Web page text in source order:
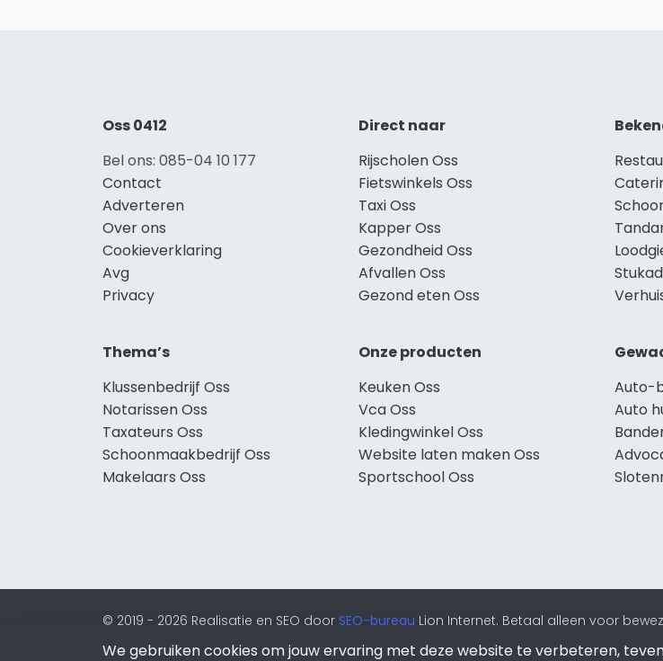
Oss 0412
Bel ons: 085-04 10 177
Contact
Adverteren
Over ons
Cookieverklaring
Avg
Privacy
Direct naar
Rijscholen Oss
Fietswinkels Oss
Taxi Oss
Kapper Oss
Gezondheid Oss
Afvallen Oss
Gezond eten Oss
Thema’s
Klussenbedrijf Oss
Notarissen Oss
Taxateurs Oss
Schoonmaakbedrijf Oss
Makelaars Oss
Onze producten
Keuken Oss
Vca Oss
Kledingwinkel Oss
Website laten maken Oss
Sportschool Oss
Auto-
Auto
© 2019 - 2026 Realisatie en SEO door SEO-bureau Lion Internet. Betaal alleen voor
We gebruiken cookies om jouw ervaring met deze website te verbeteren,